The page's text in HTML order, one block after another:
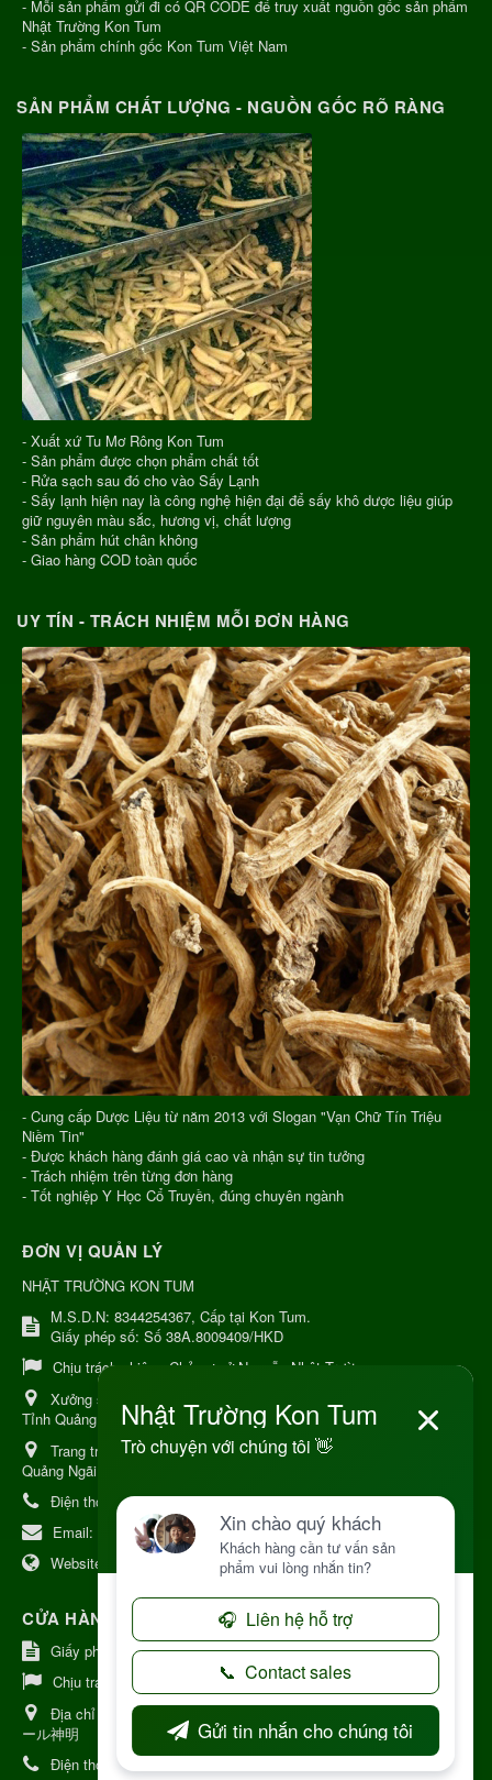
- Mỗi sản phẩm gửi đi có QR CODE để truy xuất nguồn gốc sản phẩm
Nhật Trường Kon Tum
- Sản phẩm chính gốc Kon Tum Việt Nam
SẢN PHẨM CHẤT LƯỢNG - NGUỒN GỐC RÕ RÀNG
- Xuất xứ Tu Mơ Rông Kon Tum
- Sản phẩm được chọn phẩm chất tốt
- Rửa sạch sau đó cho vào Sấy Lạnh
- Sấy lạnh hiện nay là công nghệ hiện đại để sấy khô dược liệu giúp
giữ nguyên màu sắc, hương vị, chất lượng
- Sản phẩm hút chân không
- Giao hàng COD toàn quốc
UY TÍN - TRÁCH NHIỆM MỖI ĐƠN HÀNG
- Cung cấp Dược Liệu từ năm 2013 với Slogan "Vạn Chữ Tín Triệu
Niềm Tin"
- Được khách hàng đánh giá cao và nhận sự tin tưởng
- Trách nhiệm trên từng đơn hàng
- Tốt nghiệp Y Học Cổ Truyền, đúng chuyên ngành
ĐƠN VỊ QUẢN LÝ
NHẬT TRƯỜNG KON TUM
M.S.D.N: 8344254367, Cấp tại Kon Tum.
Giấy phép số: Số 38A.8009409/HKD
Chịu trách nhiệm: Chủ cơ sở Nguyễn Nhật Trường
Xưởng sản xuất:
Tỉnh Quảng Ngải
Trang trại Dược Liệu Hữu Cơ:Khu 37 Hộ Xã Măng Đen Tỉnh
Quảng Ngãi
Điện thoại:+84 906968923
Email:
kinhdoanh@nhattruongkontum.com
Website:
https://www.nhattruongkontum.com
CỬA HÀNG GIỚI THIỆU TẠI NHẬT BẢN
Giấy phép số: 080-9475-1379
Chịu trách nhiệm:
MR THƯƠNG
Địa chỉ Nhật Bản:
日本 愛知県刈谷市神明町6丁目308番地 ファミ
ール神明
Điện thoại:080-9475-1379